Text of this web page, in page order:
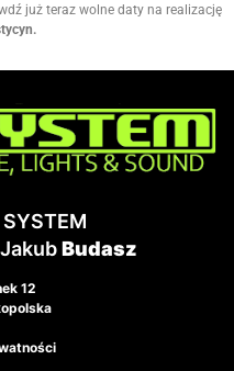
już teraz wolne daty na realizację
SYSTEM
Budasz
12